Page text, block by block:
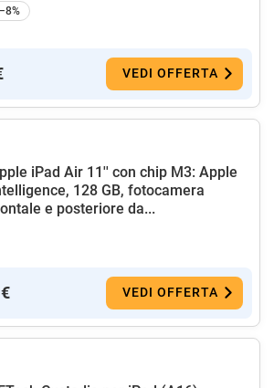
−8%
VEDI OFFERTA
iPad Air 11'' con chip M3: Apple
128 GB, fotocamera
e posteriore da...
VEDI OFFERTA